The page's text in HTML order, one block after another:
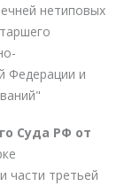
нетиповых
Федерации и
Суда РФ от
части третьей